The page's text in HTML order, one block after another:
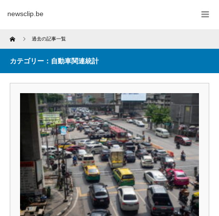
newsclip.be
Home 過去の記事一覧
カテゴリー：自動車関連統計